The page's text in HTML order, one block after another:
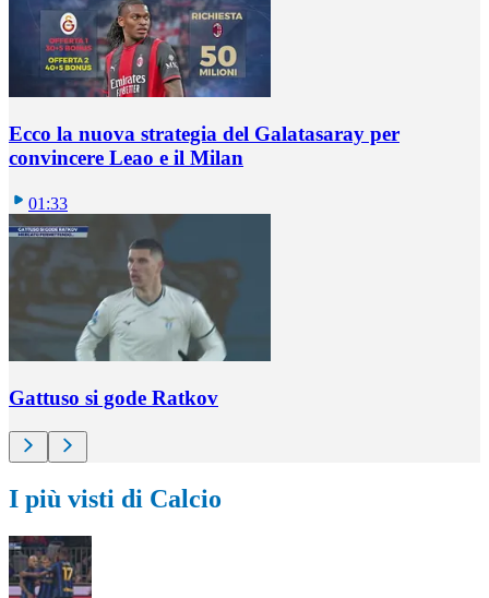
Ecco la nuova strategia del Galatasaray per
convincere Leao e il Milan
01:33
Gattuso si gode Ratkov
I più visti di Calcio